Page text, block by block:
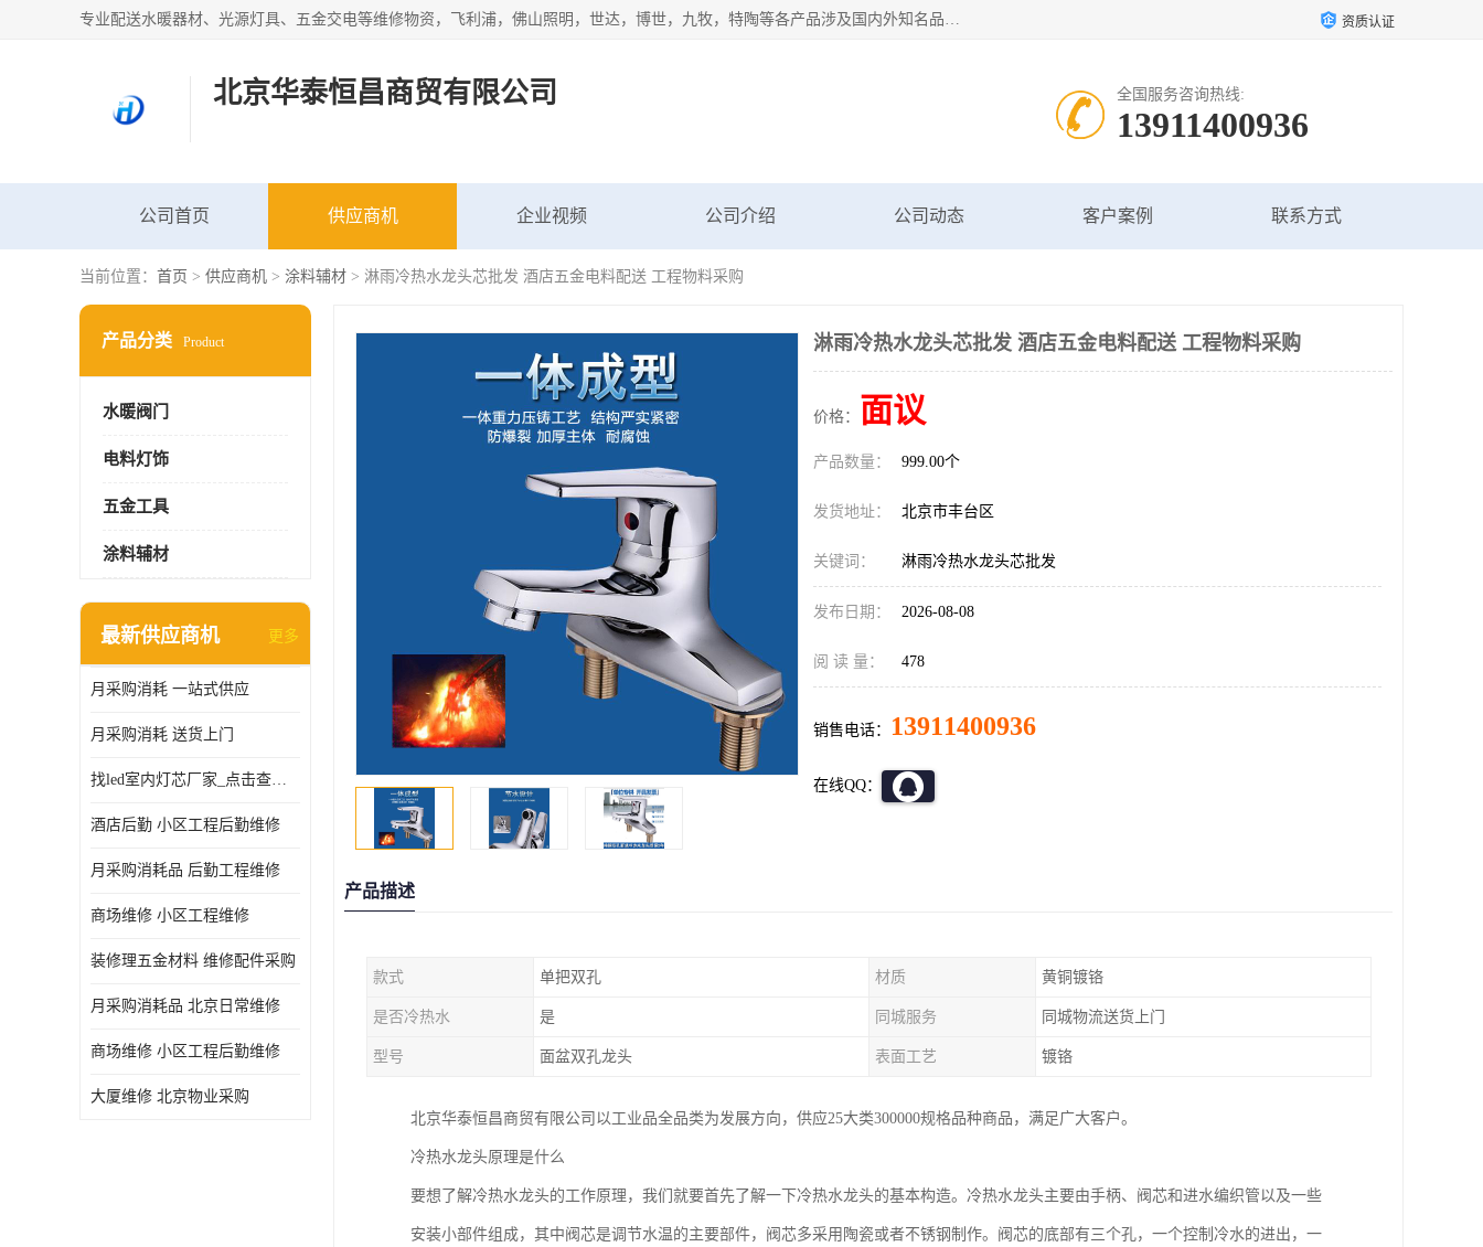
专业配送水暖器材、光源灯具、五金交电等维修物资，飞利浦，佛山照明，世达，博世，九牧，特陶等各产品涉及国内外知名品牌。公司专注与物业、学校、酒店、工厂等单位合作，提供一站式配送服务，降低客户综合成本。依托电子商务改变传统模式，以专业的团队为客户提供24H物资配送到达，货到月结、统一开票，便捷退换等服务，提高了企业的运营效率。 资质认证
北京华泰恒昌商贸有限公司 全国服务咨询热线:
13911400936
公司首页 供应商机 企业视频 公司介绍 公司动态 客户案例 联系方式
当前位置： 首页 > 供应商机 > 涂料辅材 > 淋雨冷热水龙头芯批发 酒店五金电料配送 工程物料采购
产品分类 Product
水暖阀门
电料灯饰
五金工具
涂料辅材
最新供应商机 更多
月采购消耗 一站式供应
月采购消耗 送货上门
找led室内灯芯厂家_点击查看更多
酒店后勤 小区工程后勤维修
月采购消耗品 后勤工程维修
商场维修 小区工程维修
装修理五金材料 维修配件采购
月采购消耗品 北京日常维修
商场维修 小区工程后勤维修
大厦维修 北京物业采购
淋雨冷热水龙头芯批发 酒店五金电料配送 工程物料采购
价格： 面议
产品数量： 999.00个
发货地址： 北京市丰台区
关键词： 淋雨冷热水龙头芯批发
发布日期： 2026-08-08
阅 读 量： 478
销售电话： 13911400936
在线QQ：
产品描述
款式 单把双孔 材质 黄铜镀铬
是否冷热水 是 同城服务 同城物流送货上门
型号 面盆双孔龙头 表面工艺 镀铬
北京华泰恒昌商贸有限公司以工业品全品类为发展方向，供应25大类300000规格品种商品，满足广大客户。
冷热水龙头原理是什么
要想了解冷热水龙头的工作原理，我们就要首先了解一下冷热水龙头的基本构造。冷热水龙头主要由手柄、阀芯和进水编织管以及一些
安装小部件组成，其中阀芯是调节水温的主要部件，阀芯多采用陶瓷或者不锈钢制作。阀芯的底部有三个孔，一个控制冷水的进出，一